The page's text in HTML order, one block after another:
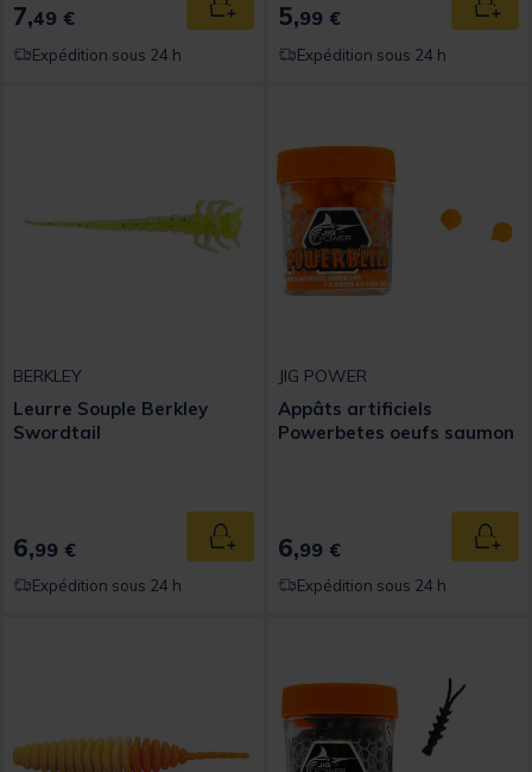
7,49 € Ajouter au panier
Expédition sous 24 h
5,99 €
Expédition sous 24 h
BERKLEY
Leurre Souple Berkley
Swordtail
6,99 € Ajouter au panier
Expédition sous 24 h
JIG POWER
Appâts artificiels
Powerbetes oeufs saumon
6,99 €
Expédition sous 24 h